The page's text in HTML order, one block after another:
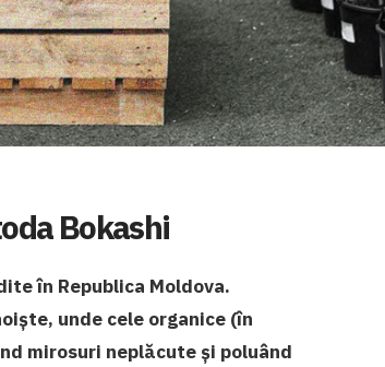
Bokashi
în Republica Moldova.
unde cele organice (în
mirosuri neplăcute și poluând